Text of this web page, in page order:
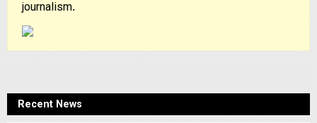
journalism.
Recent News